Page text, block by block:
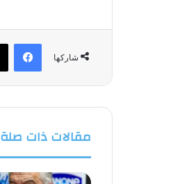
شاركها
فيسبوك
مقالات ذات صلة